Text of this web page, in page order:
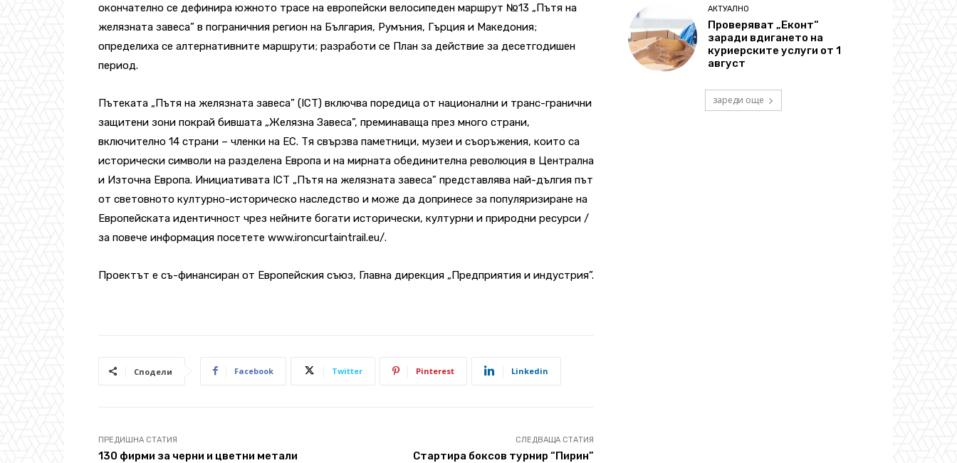
окончателно се дефинира южното трасе на европейски велосипеден маршрут №13 „Пътя на
желязната завеса” в пограничния регион на България, Румъния, Гърция и Македония;
определиха се алтернативните маршрути; разработи се План за действие за десетгодишен
период.
Пътеката „Пътя на желязната завеса” (ICT) включва поредица от национални и транс-гранични
защитени зони покрай бившата „Желязна Завеса”, преминаваща през много страни,
включително 14 страни – членки на ЕС. Тя свързва паметници, музеи и съоръжения, които са
исторически символи на разделена Европа и на мирната обединителна революция в Централна
и Източна Европа. Инициативата ICT „Пътя на желязната завеса” представлява най-дългия път
от световното културно-историческо наследство и може да допринесе за популяризиране на
Европейската идентичност чрез нейните богати исторически, културни и природни ресурси /
за повече информация посетете www.ironcurtaintrail.eu/.
Проектът е съ-финансиран от Европейския съюз, Главна дирекция „Предприятия и индустрия”.
Сподели Facebook Twitter Pinterest Linkedin
ПРЕДИШНА СТАТИЯ
130 фирми за черни и цветни метали
СЛЕДВАЩА СТАТИЯ
Стартира боксов турнир “Пирин”
АКТУАЛНО
Проверяват „Еконт“
заради вдигането на
куриерските услуги от 1
август
зареди още